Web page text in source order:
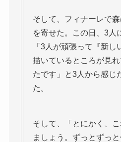
そして、フィナーレで
を寄せた。この日、3人
「3人が頑張って『新
描いているところが見
たです」と3人から感じ
た。
そして、「とにかく、
ましょう。ずっとずっ